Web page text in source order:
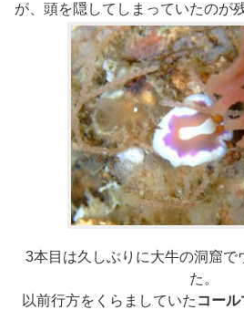
が、頭を隠してしまっていたのが
3本目は久しぶりに大牛の洞窟で
た。
以前行方をくらましていた コー